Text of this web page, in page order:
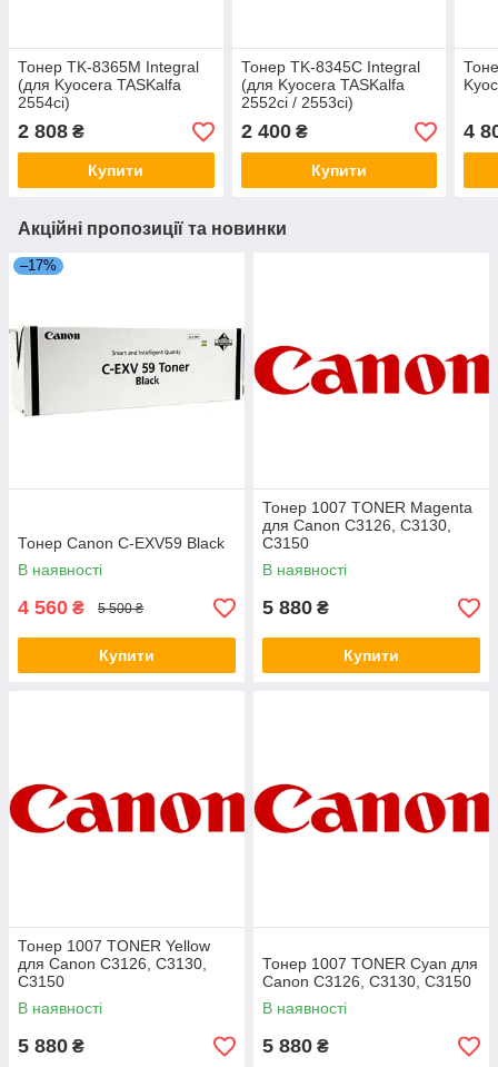
Тонер TK-8365M Integral
(для Kyocera TASKalfa
2554ci)
2 808 ₴
Купити
Тонер TK-8345C Integral
(для Kyocera TASKalfa
2552ci / 2553ci)
2 400₴
Купити
4
Акційні пропозиції та новинки
–17%
Тонер Canon C-EXV59 Black
В наявності
4 560 ₴ 5 500 ₴
Купити
Тонер 1007 TONER Magenta
для Canon C3126, C3130,
C3150
В наявності
5 880 ₴
Купити
Тонер 1007 TONER Yellow
для Canon C3126, C3130,
C3150
В наявності
5 880 ₴
Тонер 1007 TONER Cyan для
Canon C3126, C3130, C3150
В наявності
5 880 ₴